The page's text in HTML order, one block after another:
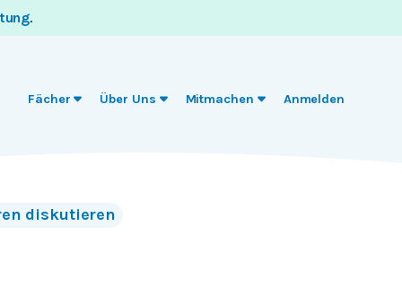
.
Fächer Über Uns Mitmachen Anmelden
diskutieren